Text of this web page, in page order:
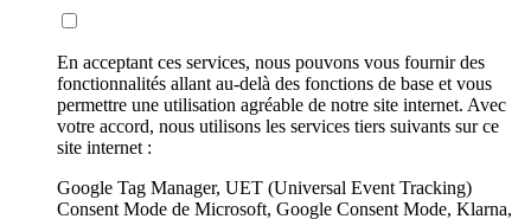
En acceptant ces services, nous pouvons vous fournir des
fonctionnalités allant au-delà des fonctions de base et vous
permettre une utilisation agréable de notre site internet. Avec
votre accord, nous utilisons les services tiers suivants sur ce
site internet :
Google Tag Manager, UET (Universal Event Tracking)
Consent Mode de Microsoft, Google Consent Mode, Klarna,